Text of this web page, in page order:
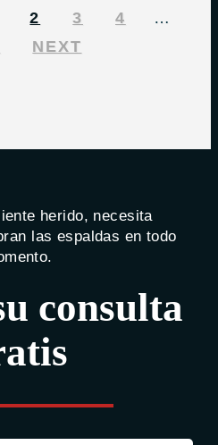
2 3 4
…
NEXT
herido, necesita
las espaldas en todo
consulta